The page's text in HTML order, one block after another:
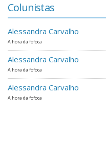
Colunistas
Alessandra Carvalho
A hora da fofoca
Alessandra Carvalho
A hora da fofoca
Alessandra Carvalho
A hora da fofoca